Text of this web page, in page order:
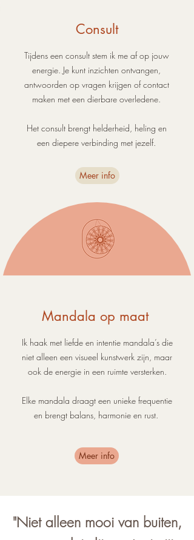
Consult
Tijdens een consultstem ik me af op jouw
energie. Je kunt inzichten ontvangen,
antwoorden op vragen krijgen of contact
maken met een dierbare overledene.
Het consult brengt helderheid, heling en
een diepere verbinding met jezelf.
Meer info
Mandala op maat
Ik haak met liefde en intentiemandala’s die
niet alleen een visueel kunstwerk zijn, maar
ook de energie in een ruimte versterken.
Elke mandala draagt een unieke frequentie
en brengt balans, harmonie en rust.
Meer info
"Niet alleen mooi van buiten,